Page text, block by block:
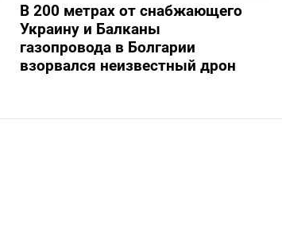
В 200 метрах от снабжающего
Украину и Балканы
газопровода в Болгарии
взорвался неизвестный дрон